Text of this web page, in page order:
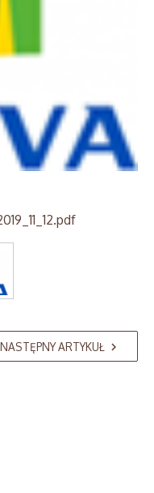
.NASTĘPNY ARTYKUŁ